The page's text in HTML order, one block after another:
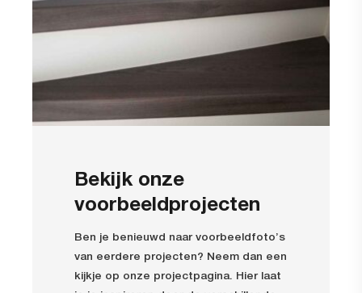
Bekijk onze
voorbeeldprojecten
Ben je benieuwd naar voorbeeldfoto’s
van eerdere projecten? Neem dan een
kijkje op onze projectpagina. Hier laat